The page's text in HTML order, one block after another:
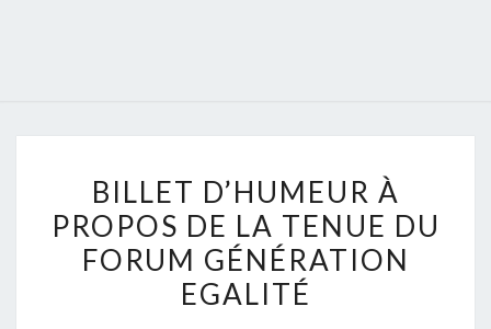
»
D’HUMEUR
À
PROPOS
DE
BILLET D’HUMEUR À
PROPOS DE LA TENUE DU
FORUM GÉNÉRATION
EGALITÉ